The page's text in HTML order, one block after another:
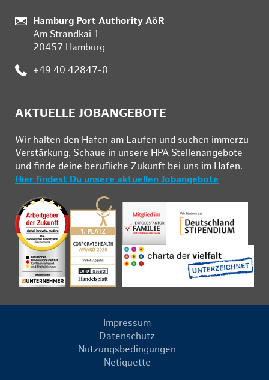
:
Hamburg Port Authority AöR
Am Strandkai 1
20457 Hamburg
: +49 40 42847-0
AKTUELLE JOBANGEBOTE
Wir hal­ten den Ha­fen am Lau­fen und su­chen im­mer­zu
Ver­stär­kung. Schau­e in un­se­re HPA Stel­len­an­ge­bo­te
und fin­de deine be­ruf­li­che Zu­kunft bei uns im Ha­fen.
Hier findest Du unsere aktuellen Jobangebote
Impressum
Datenschutz
Nutzungsbedingungen
Netiquette